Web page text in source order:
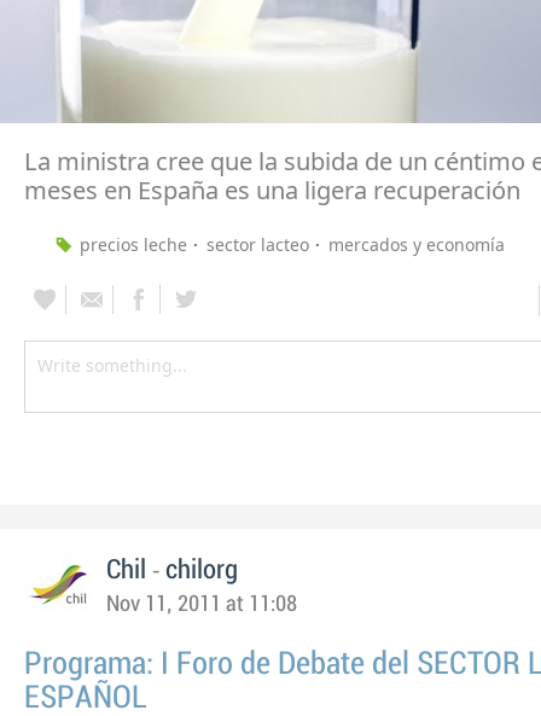
La ministra cree que la subida de un céntimo
meses en España es una ligera recuperación
precios leche sector lacteo mercados y economía
Chil - chilorg
Nov 11, 2011 at 11:08
Programa: I Foro de Debate del SECTOR
ESPAÑOL